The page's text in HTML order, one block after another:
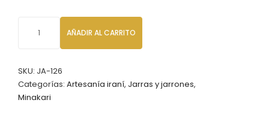
Esmaltado
Altura
de
20
AÑADIR AL CARRITO
SKU: JA-126
Categorías: Artesanía iraní, Jarras y jarrones,
Minakari